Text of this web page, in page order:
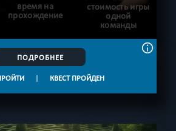
время на
прохождение
стоимость игры
одной
команды
ПОДРОБНЕЕ
| КВЕСТ ПРОЙДЕН